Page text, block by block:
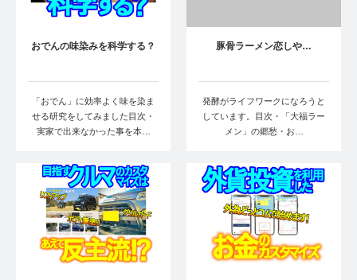
おでんの味染みを科学する？
「おでん」に効率よく味を染ま
せる研究をしてみました目次・
実家で出来なかった事を本…
豚骨ラーメン恋しや…
発酵がライフワークになろうと
しています。目次・「大福ラー
メン」の郷愁・お…